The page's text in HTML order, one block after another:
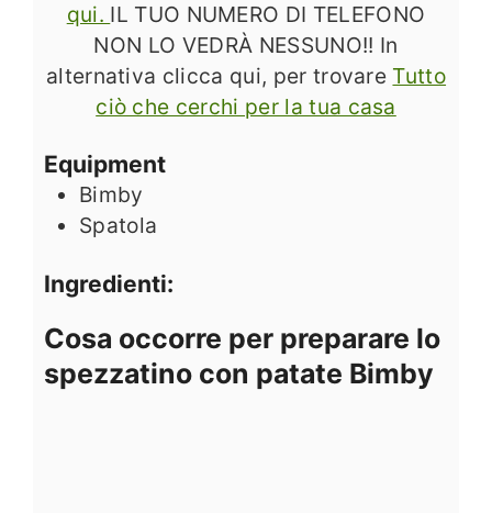
qui. IL TUO NUMERO DI TELEFONO
NON LO VEDRÀ NESSUNO!! In
alternativa clicca qui, per trovare Tutto
ciò che cerchi per la tua casa
Equipment
Bimby
Spatola
Ingredienti:
Cosa occorre per preparare lo
spezzatino con patate Bimby